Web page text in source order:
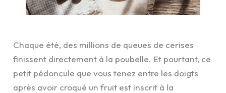
Chaque été, des millions de queues de cerises
finissent directement à la poubelle. Et pourtant, ce
petit pédoncule que vous tenez entre les doigts
après avoir croqué un fruit est inscrit à la